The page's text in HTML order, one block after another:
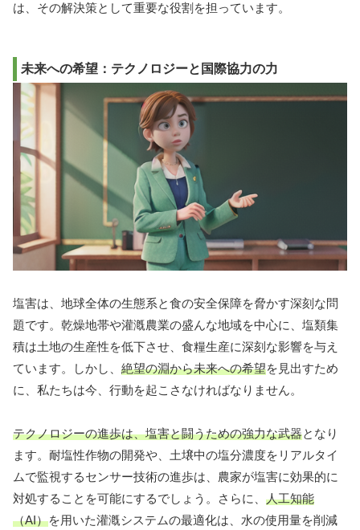
は、その解決策として重要な役割を担っています。
未来への希望：テクノロジーと国際協力の力
塩害は、地球全体の生態系と食の安全保障を脅かす深刻な問
題です。乾燥地帯や灌漑農業の盛んな地域を中心に、塩類集
積は土地の生産性を低下させ、食糧生産に深刻な影響を与え
ています。しかし、 絶望の淵から未来への希望を見出すため
に、私たちは今、行動を起こさなければなりません。
テクノロジーの進歩は、塩害と闘うための強力な武器となり
ます。耐塩性作物の開発や、土壌中の塩分濃度をリアルタイ
ムで監視するセンサー技術の進歩は、農家が塩害に効果的に
対処することを可能にするでしょう。さらに、 人工知能
（AI）を用いた灌漑システムの最適化は、水の使用量を削減